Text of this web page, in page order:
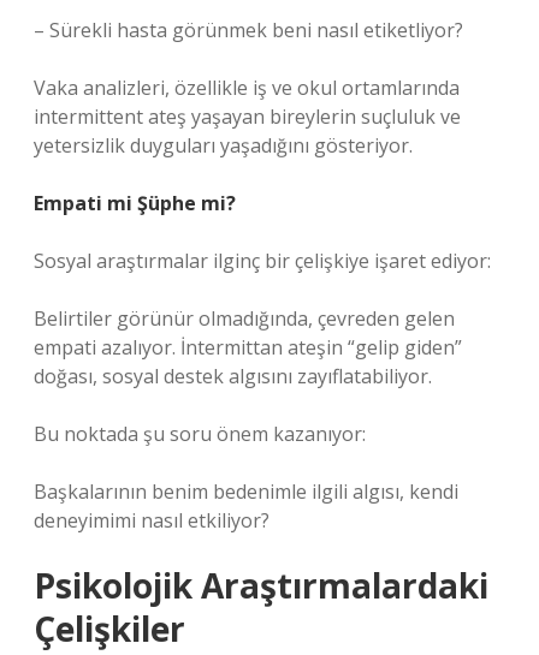
– Sürekli hasta görünmek beni nasıl etiketliyor?
Vaka analizleri, özellikle iş ve okul ortamlarında
intermittent ateş yaşayan bireylerin suçluluk ve
yetersizlik duyguları yaşadığını gösteriyor.
Empati mi Şüphe mi?
Sosyal araştırmalar ilginç bir çelişkiye işaret ediyor:
Belirtiler görünür olmadığında, çevreden gelen
empati azalıyor. İntermittan ateşin “gelip giden”
doğası, sosyal destek algısını zayıflatabiliyor.
Bu noktada şu soru önem kazanıyor:
Başkalarının benim bedenimle ilgili algısı, kendi
deneyimimi nasıl etkiliyor?
Psikolojik Araştırmalardaki
Çelişkiler